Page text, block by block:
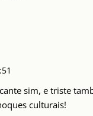
sim, e triste
culturais!